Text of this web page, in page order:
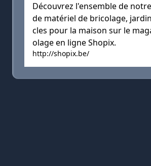
Découvrez l'ensemble de
de matériel de bricolage,
cles pour la maison sur le
olage en ligne Shopix.
http://shopix.be/